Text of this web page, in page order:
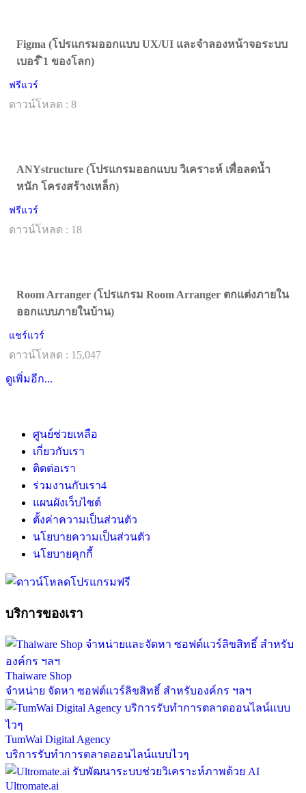
Figma (โปรแกรมออกแบบ UX/UI และจำลองหน้าจอระบบ
เบอร์ ิ1 ของโลก)
ฟรีแวร์
ดาวน์โหลด : 8
ANYstructure (โปรแกรมออกแบบ วิเคราะห์ เพื่อลดน้ำ
หนัก โครงสร้างเหล็ก)
ฟรีแวร์
ดาวน์โหลด : 18
Room Arranger (โปรแกรม Room Arranger ตกแต่งภายใน
ออกแบบภายในบ้าน)
แชร์แวร์
ดาวน์โหลด : 15,047
ดูเพิ่มอีก...
ศูนย์ช่วยเหลือ
เกี่ยวกับเรา
ติดต่อเรา
ร่วมงานกับเรา4
แผนผังเว็บไซต์
ตั้งค่าความเป็นส่วนตัว
นโยบายความเป็นส่วนตัว
นโยบายคุกกี้
บริการของเรา
Thaiware Shop
จำหน่าย จัดหา ซอฟต์แวร์ลิขสิทธิ์ สำหรับองค์กร ฯลฯ
TumWai Digital Agency
บริการรับทำการตลาดออนไลน์แบบไวๆ
Ultromate.ai